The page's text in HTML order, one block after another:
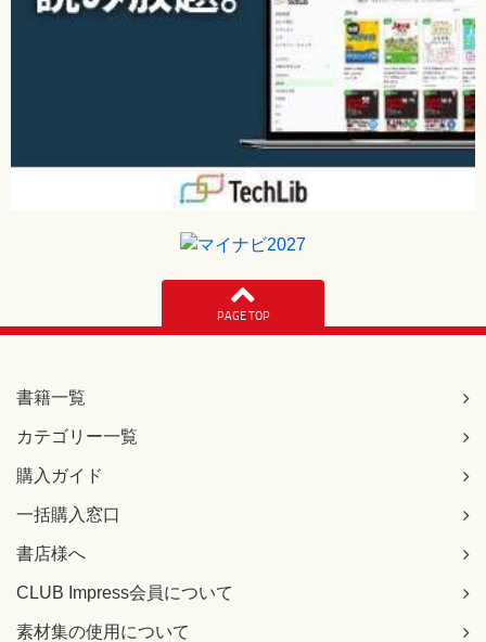
PAGE TOP
書籍一覧
カテゴリー一覧
購入ガイド
一括購入窓口
書店様へ
CLUB Impress会員について
素材集の使用について